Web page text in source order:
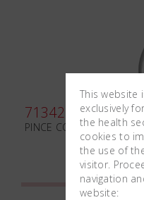
713421
PINCE COUPANTE N.87
This website
exclusively
the health
cookies to
the use of
visitor.
navigation
website: